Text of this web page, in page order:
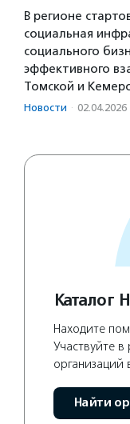
В регионе
социальная
социального
эффективного
Томской и
Новости · 02.04.2026
Каталог
Находите
Участвуйте
организаций
Найти